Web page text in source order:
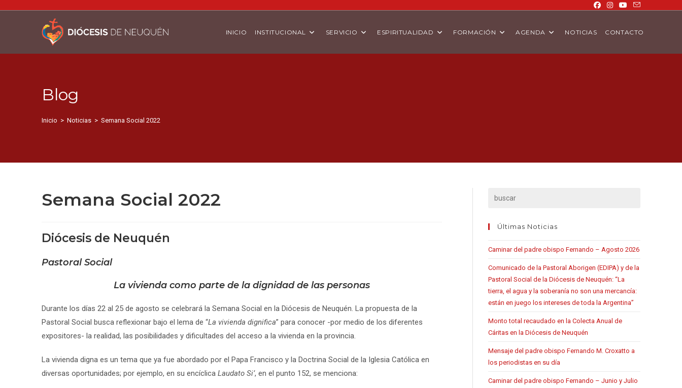
INICIO INSTITUCIONAL SERVICIO ESPIRITUALIDAD FORMACIÓN AGENDA NOTICIAS CONTACTO
Blog
Inicio > Noticias > Semana Social 2022
Semana Social 2022
Diócesis de Neuquén
Pastoral Social
La vivienda como parte de la dignidad de las personas
Durante los días 22 al 25 de agosto se celebrará la Semana Social en la Diócesis de Neuquén. La propuesta de la
Pastoral Social busca reflexionar bajo el lema de “La vivienda dignifica” para conocer -por medio de los diferentes
expositores- la realidad, las posibilidades y dificultades del acceso a la vivienda en la provincia.
La vivienda digna es un tema que ya fue abordado por el Papa Francisco y la Doctrina Social de la Iglesia Católica en
diversas oportunidades; por ejemplo, en su encíclica Laudato Si’, en el punto 152, se menciona:
Últimas Noticias
Caminar del padre obispo Fernando – Agosto 2026
Comunicado de la Pastoral Aborigen (EDIPA) y de la
Pastoral Social de la Diócesis de Neuquén: “La
tierra, el agua y la soberanía no son una mercancía:
están en juego los intereses de toda la Argentina”
Monto total recaudado en la Colecta Anual de
Cáritas en la Diócesis de Neuquén
Mensaje del padre obispo Fernando M. Croxatto a
los periodistas en su día
Caminar del padre obispo Fernando – Junio y Julio